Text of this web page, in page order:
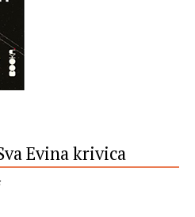
Evina krivica